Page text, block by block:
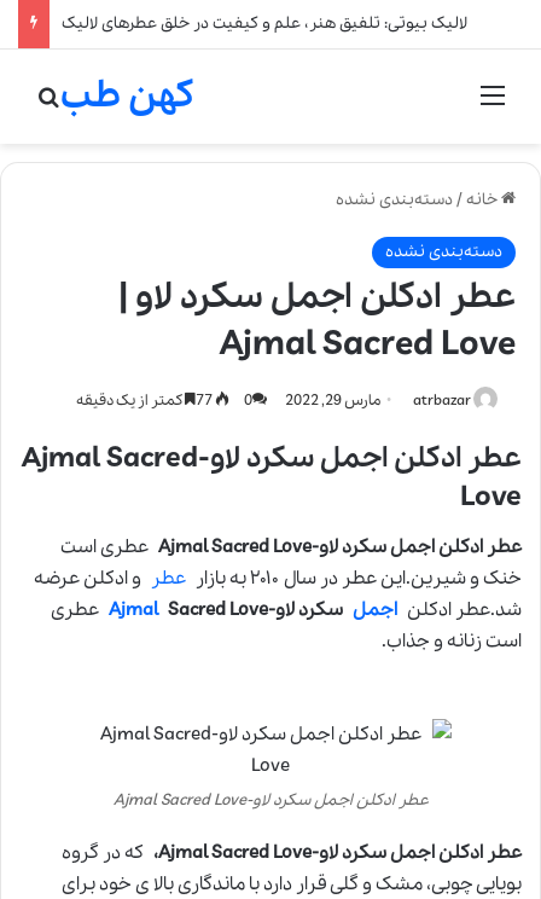
لالیک بیوتی: تلفیق هنر، علم و کیفیت در خلق عطرهای لالیک
منو کهن طب
خانه/دسته‌بندی نشده
دسته‌بندی نشده
عطر ادکلن اجمل سکرد لاو |
Ajmal Sacred Love
atrbazar مارس 29, 2022 0 کمتر از یک دقیقه
عطر ادکلن اجمل سکرد لاو-Ajmal Sacred
Love
عطر ادکلن اجمل سکرد لاو-Ajmal Sacred Love
عطری است
خنک و شیرین.این عطر در سال ۲۰۱۰ به بازار
عطر و ادکلن عرضه
شد.عطر ادکلن اجمل سکرد لاو- AjmalSacred Love
عطری
است زنانه و جذاب.
عطر ادکلن اجمل سکرد لاو-Ajmal Sacred Love
عطر ادکلن اجمل سکرد لاو-Ajmal Sacred Love،
که در گروه
بویایی چوبی، مشک و گلی قرار دارد با ماندگاری بالا ی خود برای